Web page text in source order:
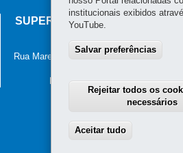
SUPERINTENDÊNCIA-GERAL
Rua Marechal Deodoro, 806, 13º andar -
Horário de atendimento: 8h30
institucionais exibidos
YouTube.
Salvar preferências
Rejeitar todos os
necessários
Aceitar tudo